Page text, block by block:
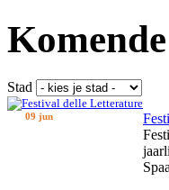
Stad
09 jun